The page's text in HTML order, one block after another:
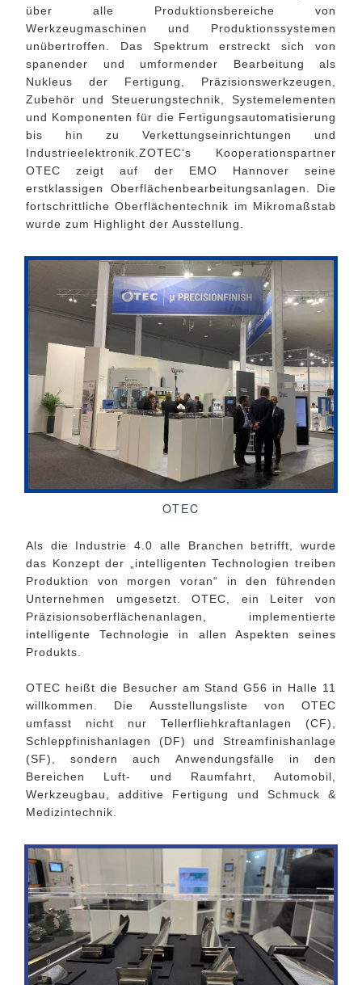
über alle Produktionsbereiche von
Werkzeugmaschinen und Produktionssystemen
unübertroffen. Das Spektrum erstreckt sich von
spanender und umformender Bearbeitung als
Nukleus der Fertigung, Präzisionswerkzeugen,
Zubehör und Steuerungstechnik, Systemelementen
und Komponenten für die Fertigungsautomatisierung
bis hin zu Verkettungseinrichtungen und
Industrieelektronik.ZOTEC‘s Kooperationspartner
OTEC zeigt auf der EMO Hannover seine
erstklassigen Oberflächenbearbeitungsanlagen. Die
fortschrittliche Oberflächentechnik im Mikromaßstab
wurde zum Highlight der Ausstellung.
OTEC
Als die Industrie 4.0 alle Branchen betrifft, wurde
das Konzept der „intelligenten Technologien treiben
Produktion von morgen voran“ in den führenden
Unternehmen umgesetzt. OTEC, ein Leiter von
Präzisionsoberflächenanlagen, implementierte
intelligente Technologie in allen Aspekten seines
Produkts.
OTEC heißt die Besucher am Stand G56 in Halle 11
willkommen. Die Ausstellungsliste von OTEC
umfasst nicht nur Tellerfliehkraftanlagen (CF),
Schleppfinishanlagen (DF) und Streamfinishanlage
(SF), sondern auch Anwendungsfälle in den
Bereichen Luft- und Raumfahrt, Automobil,
Werkzeugbau, additive Fertigung und Schmuck &
Medizintechnik.